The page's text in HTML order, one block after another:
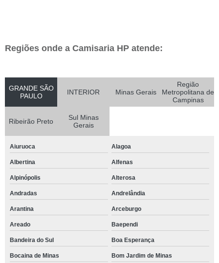
Regiões onde a Camisaria HP atende:
GRANDE SÃO
PAULO
INTERIOR Minas Gerais
Região
Metropolitana de
Campinas
Ribeirão Preto
Sul Minas
Gerais
Aiuruoca Alagoa
Albertina Alfenas
Alpinópolis Alterosa
Andradas Andrelândia
Arantina Arceburgo
Areado Baependi
Bandeira do Sul Boa Esperança
Bocaina de Minas Bom Jardim de Minas